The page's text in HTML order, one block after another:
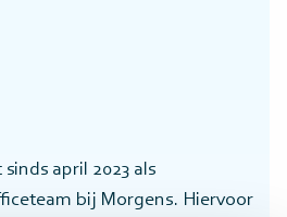
april 2023 als
bij Morgens. Hiervoor